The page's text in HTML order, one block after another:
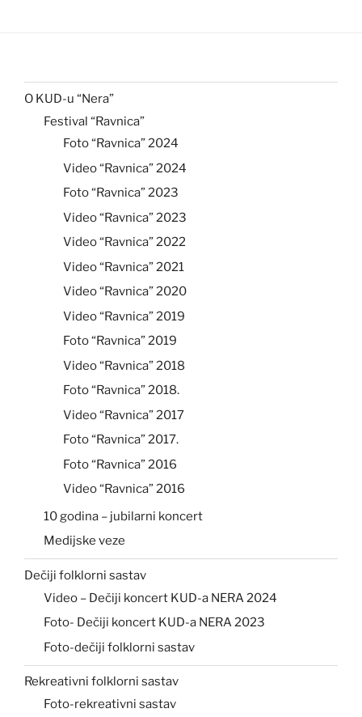
O KUD-u “Nera”
Festival “Ravnica”
Foto “Ravnica” 2024
Video “Ravnica” 2024
Foto “Ravnica” 2023
Video “Ravnica” 2023
Video “Ravnica” 2022
Video “Ravnica” 2021
Video “Ravnica” 2020
Video “Ravnica” 2019
Foto “Ravnica” 2019
Video “Ravnica” 2018
Foto “Ravnica” 2018.
Video “Ravnica” 2017
Foto “Ravnica” 2017.
Foto “Ravnica” 2016
Video “Ravnica” 2016
10 godina – jubilarni koncert
Medijske veze
Dečiji folklorni sastav
Video – Dečiji koncert KUD-a NERA 2024
Foto- Dečiji koncert KUD-a NERA 2023
Foto-dečiji folklorni sastav
Rekreativni folklorni sastav
Foto-rekreativni sastav